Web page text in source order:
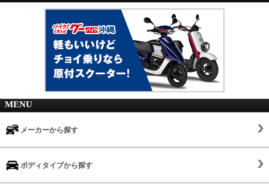
MENU
メーカーから探す
ボディタイプから探す